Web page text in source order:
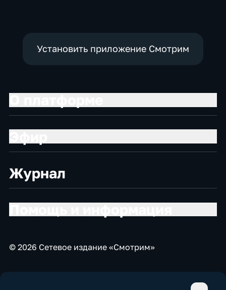
Установить приложение Смотрим
Журнал
© 2026 Сетевое издание «Смотрим»